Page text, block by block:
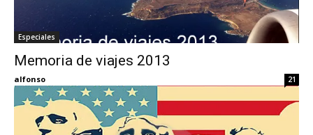
My
Especiales
Memoria de viajes 2013
alfonso 21